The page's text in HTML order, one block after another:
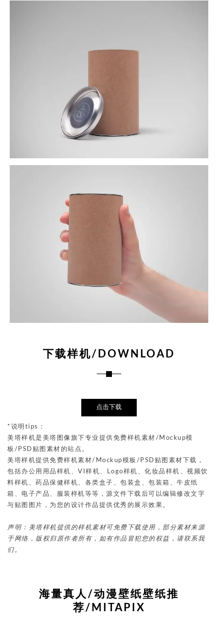
下载样机/DOWNLOAD
点击下载
*说明tips：
美塔样机是美塔图像旗下专业提供免费样机素材/Mockup模
板/PSD贴图素材的站点。
美塔样机提供免费样机素材/Mockup模板/PSD贴图素材下载，
包括办公用用品样机、VI样机、Logo样机、化妆品样机、视频饮
料样机、药品保健样机、各类盒子、包装盒、包装箱、牛皮纸
箱、电子产品、服装样机等等，源文件下载后可以编辑修改文字
与贴图图片，为您的设计作品提供优秀的展示效果。
声明：美塔样机提供的样机素材可免费下载使用，部分素材来源
于网络，版权归原作者所有，如有作品冒犯您的权益，请联系我
们。
海量真人/动漫壁纸壁纸推
荐/MITAPIX